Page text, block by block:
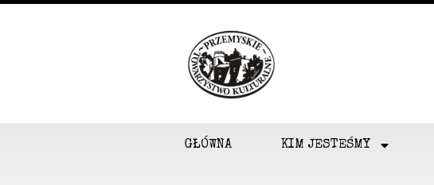
GŁÓWNA KIM JESTEŚMY